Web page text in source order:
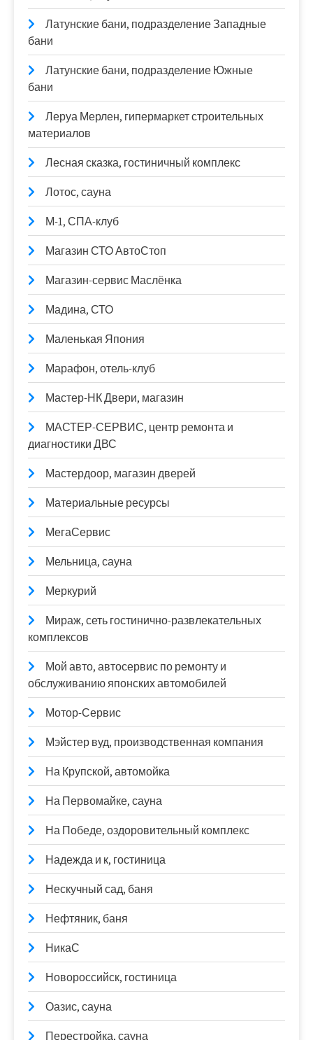
Латунские бани, подразделение Западные
бани
Латунские бани, подразделение Южные
бани
Леруа Мерлен, гипермаркет строительных
материалов
Лесная сказка, гостиничный комплекс
Лотос, сауна
М-1, СПА-клуб
Магазин СТО АвтоСтоп
Магазин-сервис Маслёнка
Мадина, СТО
Маленькая Япония
Марафон, отель-клуб
Мастер-НК Двери, магазин
МАСТЕР-СЕРВИС, центр ремонта и
диагностики ДВС
Мастердоор, магазин дверей
Материальные ресурсы
МегаСервис
Мельница, сауна
Меркурий
Мираж, сеть гостинично-развлекательных
комплексов
Мой авто, автосервис по ремонту и
обслуживанию японских автомобилей
Мотор-Сервис
Мэйстер вуд, производственная компания
На Крупской, автомойка
На Первомайке, сауна
На Победе, оздоровительный комплекс
Надежда и к, гостиница
Нескучный сад, баня
Нефтяник, баня
НикаС
Новороссийск, гостиница
Оазис, сауна
Перестройка, сауна